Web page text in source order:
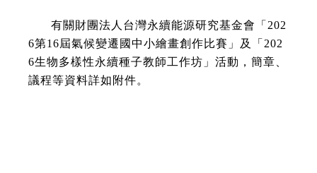
有關財團法人台灣永續能源研究基金會「202
6第16屆氣候變遷國中小繪畫創作比賽」及「202
6生物多樣性永續種子教師工作坊」活動，簡章、
議程等資料詳如附件。